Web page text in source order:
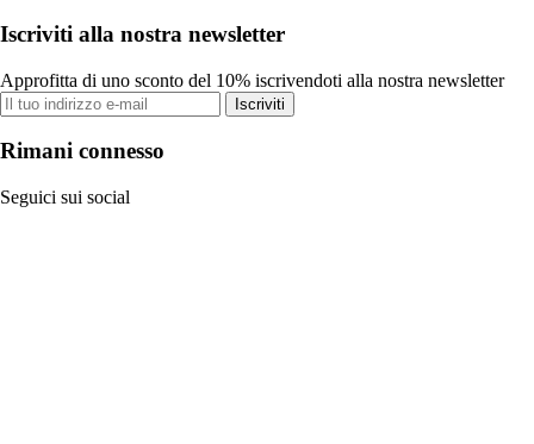
Iscriviti alla nostra newsletter
Approfitta di uno sconto del 10% iscrivendoti alla nostra newsletter
Iscriviti
Rimani connesso
Seguici sui social